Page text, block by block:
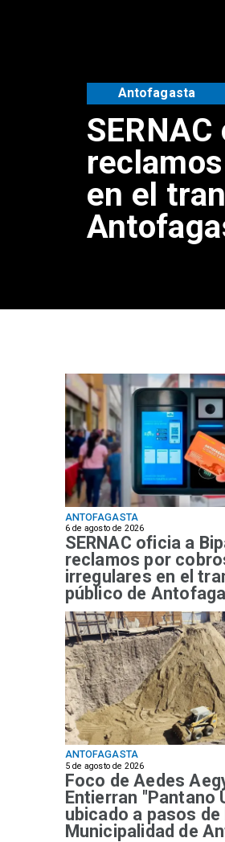
en el
Antofagasta
ANTOFAGASTA
6 de agosto de 2026
SERNAC oficia a
reclamos por
irregulares en el
público de
ANTOFAGASTA
5 de agosto de 2026
Foco de Aedes
Entierran "Pantano
ubicado a pasos de
Municipalidad de